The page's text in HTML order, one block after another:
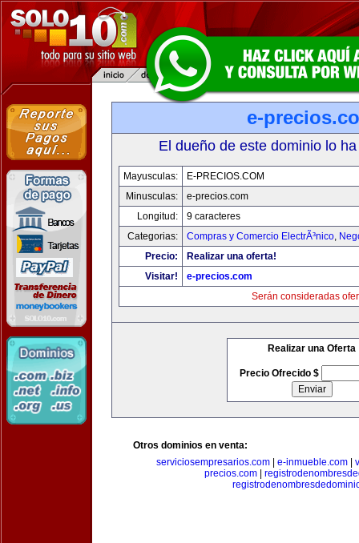
e-
El dueño de este dominio lo
Mayusculas:
E-PRECIOS.COM
Minusculas:
e-precios.com
Longitud:
9 caracteres
Categorias:
Compras y Comercio ElectrÃ³nico,
Precio:
Realizar una oferta!
Visitar!
e-precios.com
Serán consideradas
Realizar una Oferta
Precio Ofrecido $
Otros dominios en venta:
serviciosempresarios.com| e-inmueble.com|
precios.com